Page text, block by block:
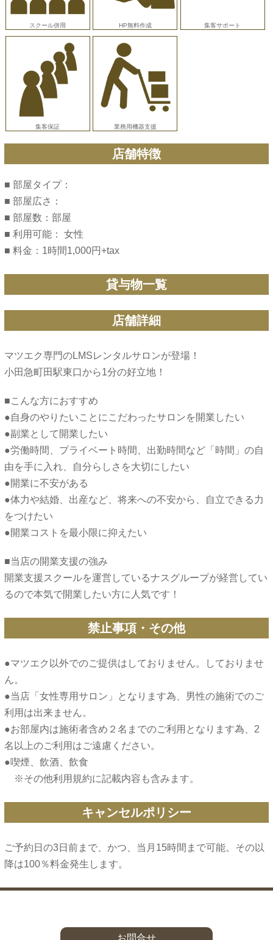
スクール併用 HP無料作成 集客サポート
集客保証 業務用機器支援
店舗特徴
■ 部屋タイプ：
■ 部屋広さ：
■ 部屋数：部屋
■ 利用可能： 女性
■ 料金：1時間1,000円+tax
貸与物一覧
店舗詳細
マツエク専門のLMSレンタルサロンが登場！
■こんな方におすすめ
●自身のやりたいことにこだわったサロンを開業したい
●副業として開業したい
●労働時間、プライベート時間、出勤時間など「時間」の自
由を手に入れ、自分らしさを大切にしたい
●開業に不安がある
●体力や結婚、出産など、将来への不安から、自立できる力
をつけたい
■当店の開業支援の強み
開業支援スクールを運営しているナスグループが経営してい
禁止事項・その他
●マツエク以外でのご提供はしておりません。しておりませ
ん。
●当店「女性専用サロン」となります為、男性の施術でのご
利用は出来ません。
●お部屋内は施術者含め２名までのご利用となります為、2
名以上のご利用はご遠慮ください。
●喫煙、飲酒、飲食
キャンセルポリシー
ご予約日の3日前まで、かつ、当月15時間まで可能。その以
お問合せ